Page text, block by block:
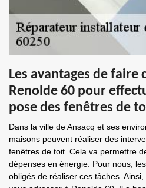
Les avantages de faire
Renolde 60 pour
pose des fenêtres de
Dans la ville de Ansacq et ses
maisons peuvent réaliser des
fenêtres de toit. Cela va permettre
dépenses en énergie. Pour nous,
obligés de réaliser ces tâches.